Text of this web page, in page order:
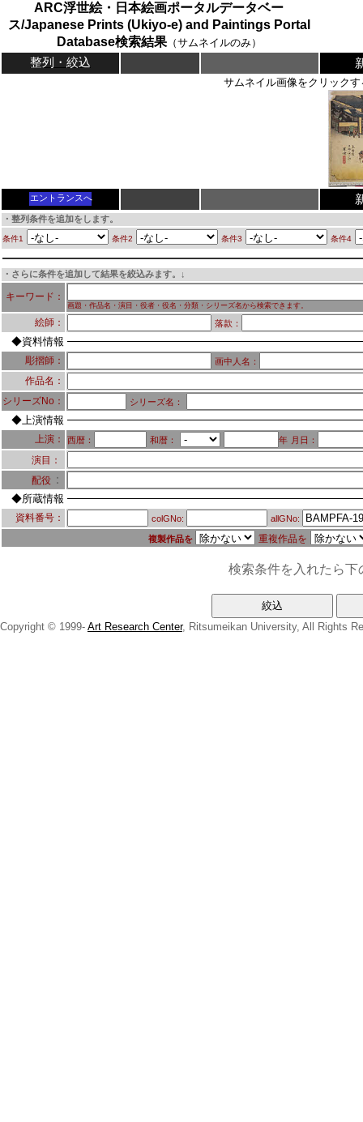
ARC浮世絵・日本絵画ポータルデータベー
ス/Japanese Prints (Ukiyo-e) and Paintings Portal
Database検索結果（サムネイルのみ）
整列・絞込
サムネイル画像をクリック
エントランスへ
・整列条件を追加をします。
条件1 条件2 条件3 条件4
・さらに条件を追加して結果を絞込みます。↓
キーワード：
画題・作品名・演目・役者・役名・分類・シリーズ名から検索できます。
絵師： 落款：
◆資料情報
彫摺師： 画中人名：
作品名：
シリーズNo：
シリーズ名：
◆上演情報
上演： 西暦： 和暦： 年 月日：
演目：
配役 ：
◆所蔵情報
資料番号： colGNo: allGNo:
複製作品を 重複作品を
検索条件を入れたら
Copyright © 1999- Art Research Center, Ritsumeikan University, All Rights